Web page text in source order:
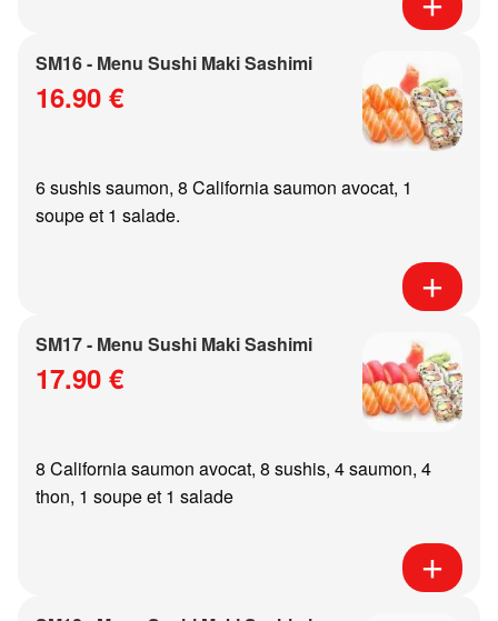
SM16 - Menu Sushi Maki Sashimi
16.90 €
6 sushis saumon, 8 California saumon avocat, 1
soupe et 1 salade.
SM17 - Menu Sushi Maki Sashimi
17.90 €
8 California saumon avocat, 8 sushis, 4 saumon, 4
thon, 1 soupe et 1 salade